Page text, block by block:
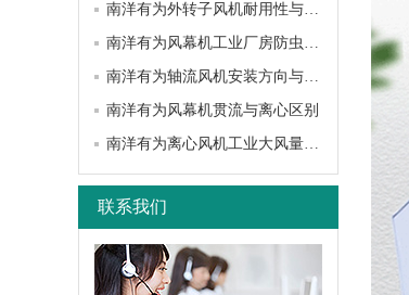
南洋有为外转子风机耐用性与使用寿命深度解析
南洋有为风幕机工业厂房防虫隔味应用
南洋有为轴流风机安装方向与固定技巧
南洋有为风幕机贯流与离心区别
南洋有为离心风机工业大风量应用场景
联系我们